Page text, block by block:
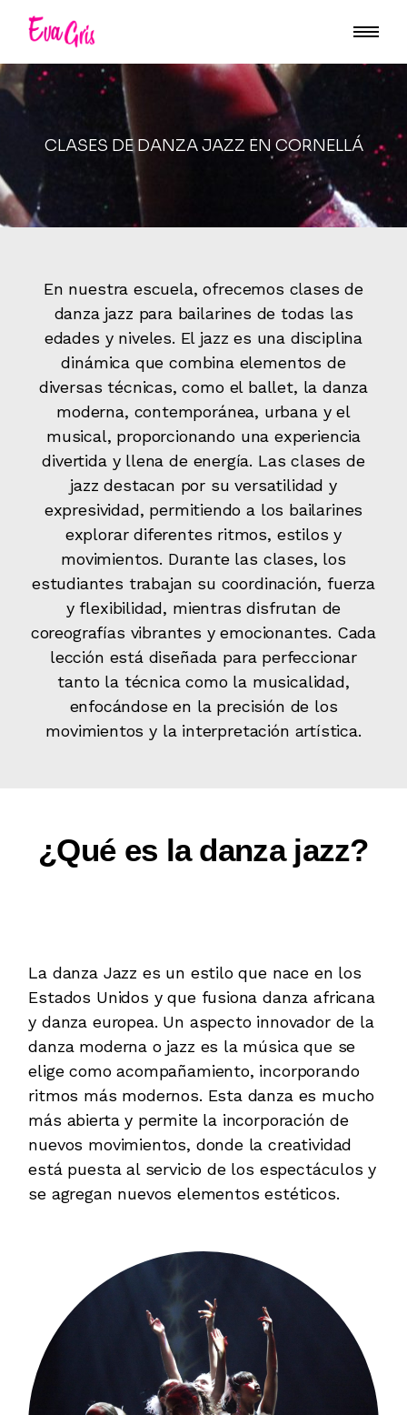
CLASES DE DANZA JAZZ EN CORNELLÁ
En nuestra escuela, ofrecemos clases de
danza jazz para bailarines de todas las
edades y niveles. El jazz es una disciplina
dinámica que combina elementos de
diversas técnicas, como el ballet, la danza
moderna, contemporánea, urbana y el
musical, proporcionando una experiencia
divertida y llena de energía. Las clases de
jazz destacan por su versatilidad y
expresividad, permitiendo a los bailarines
explorar diferentes ritmos, estilos y
movimientos. Durante las clases, los
estudiantes trabajan su coordinación, fuerza
y flexibilidad, mientras disfrutan de
coreografías vibrantes y emocionantes. Cada
lección está diseñada para perfeccionar
tanto la técnica como la musicalidad,
enfocándose en la precisión de los
movimientos y la interpretación artística.
¿Qué es la danza jazz?
La danza Jazz es un estilo que nace en los
Estados Unidos y que fusiona danza africana
y danza europea. Un aspecto innovador de la
danza moderna o jazz es la música que se
elige como acompañamiento, incorporando
ritmos más modernos. Esta danza es mucho
más abierta y permite la incorporación de
nuevos movimientos, donde la creatividad
está puesta al servicio de los espectáculos y
se agregan nuevos elementos estéticos.